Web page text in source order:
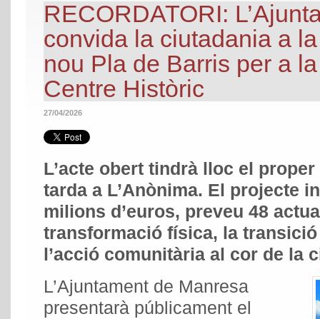
RECORDATORI:
convida la ciutadania a
nou Pla de Barris per a
Centre Històric
27/04/2026
L’acte obert tindrà lloc el proper
tarda a L’Anònima. El projecte
milions d’euros, preveu 48
transformació física, la
l’acció comunitària al cor de la
L’Ajuntament de Manresa
presentarà públicament el